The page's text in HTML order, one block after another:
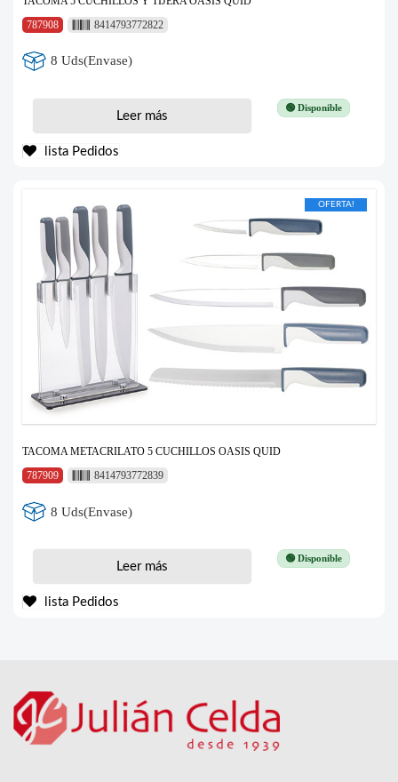
787908
8414793772822
8 Uds(Envase)
🟢 Disponible
Leer más
lista Pedidos
OFERTA!
TACOMA METACRILATO 5 CUCHILLOS OASIS QUID
787909
8414793772839
8 Uds(Envase)
🟢 Disponible
Leer más
lista Pedidos